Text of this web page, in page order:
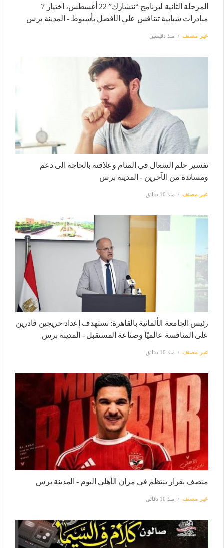
المرحلة الثانية لبرنامج “نتشارك” 22 أغسطس، اختيار 7
مبادرات شبابية تتنافس على الأفضل بأسيوط - المدينة برس
غير مصنف منذ دقيقتين
تفسير حلم السعال في المنام وعلاقته بالحاجة الى دعم
ومساندة من الآخرين - المدينة برس
غير مصنف منذ 10 دقائق
رئيس الجامعة الألمانية بالقاهرة: نستهدف إعداد خريجين قادرين
على المنافسة عالميًا وصناعة المستقبل - المدينة برس
غير مصنف منذ 10 دقائق
منصف بقرار ينتظم في مران الأهلي اليوم - المدينة برس
غير مصنف منذ 10 دقائق